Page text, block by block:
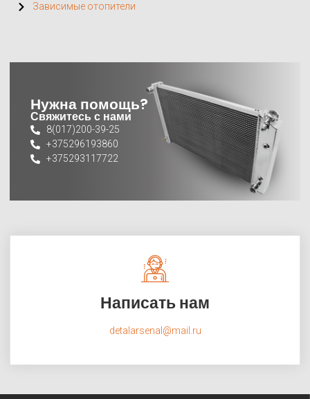
Зависимые отопители
Нужна помощь?
Свяжитесь с нами
8(017)200-39-25
+375296193860
+375293117722
Написать нам
detalarsenal@mail.ru